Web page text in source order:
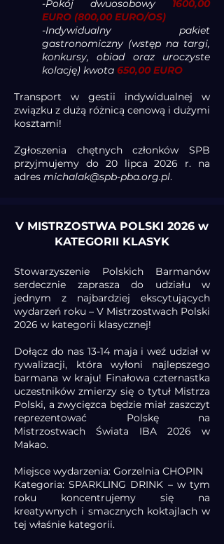
-Pokój dwuosobowy 1600,00
EURO (800,00 EURO/OS)
-Indywidualny pakiet
gastronomiczny (wstęp na targi,
konkursy, obiad oraz uroczyste
kolację) kwota 650,00 EURO
Transport w gestii indywidualnej w
związku z dużą różnicą cenową i dużymi
kosztami!
Zgłoszenia chętnych członków SPB
przyjmujemy do 20 lipca 2026 r. na
adres michalak@spb-pba.org.pl.
V MISTRZOSTWA POLSKI 2026 w
KATEGORII KLASYK
Stowarzyszenie Polskich Barmanów
serdecznie zaprasza do udziału w
jednym z najbardziej ekscytujących
wydarzeń roku – V Mistrzostwach Polski
2026 w kategorii klasycznej!
Dołącz do nas 13-14 maja i weź udział w
rywalizacji, która wyłoni najlepszego
barmana w kraju! Finałowa czternastka
uczestników zmierzy się o tytuł Mistrza
Polski, a zwycięzca będzie miał zaszczyt
reprezentować Polskę na
Mistrzostwach Świata IBA 2026 w
Makao.
Miejsce wydarzenia: Gorzelnia CHOPIN
Kategoria: SPARKLING DRINK – w tym
roku koncentrujemy się na
kreatywnych i smacznych koktajlach w
tej właśnie kategorii.